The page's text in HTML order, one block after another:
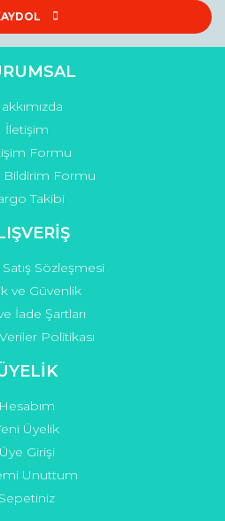
olmalı.
Gönder
İletişim
Formu
Bildirim Formu
Takibi
Sözleşmesi
ve Güvenlik
İade Şartları
Politikası
Hesabım
Üyelik
Üye Girişi
Unuttum
Sepetiniz